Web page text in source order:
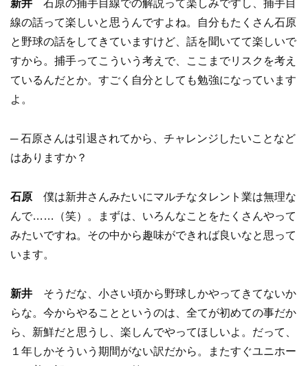
新井 石原の捕手目線での解説って楽しみですし、捕手目
線の話って楽しいと思うんですよね。自分もたくさん石原
と野球の話をしてきていますけど、話を聞いてて楽しいで
すから。捕手ってこういう考えで、ここまでリスクを考え
ているんだとか。すごく自分としても勉強になっています
よ。
─ 石原さんは引退されてから、チャレンジしたいことなど
はありますか？
石原 僕は新井さんみたいにマルチなタレント業は無理な
んで……（笑）。まずは、いろんなことをたくさんやって
みたいですね。その中から趣味ができれば良いなと思って
います。
新井 そうだな、小さい頃から野球しかやってきてないか
らな。今からやることというのは、全てが初めての事だか
ら、新鮮だと思うし、楽しんでやってほしいよ。だって、
１年しかそういう期間がない訳だから。またすぐユニホー